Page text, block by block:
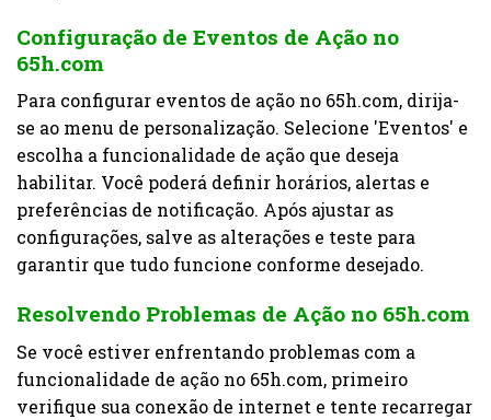
Configuração de Eventos de Ação no
65h.com
Para configurar eventos de ação no 65h.com, dirija-
se ao menu de personalização. Selecione 'Eventos' e
escolha a funcionalidade de ação que deseja
habilitar. Você poderá definir horários, alertas e
preferências de notificação. Após ajustar as
configurações, salve as alterações e teste para
garantir que tudo funcione conforme desejado.
Resolvendo Problemas de Ação no 65h.com
Se você estiver enfrentando problemas com a
funcionalidade de ação no 65h.com, primeiro
verifique sua conexão de internet e tente recarregar